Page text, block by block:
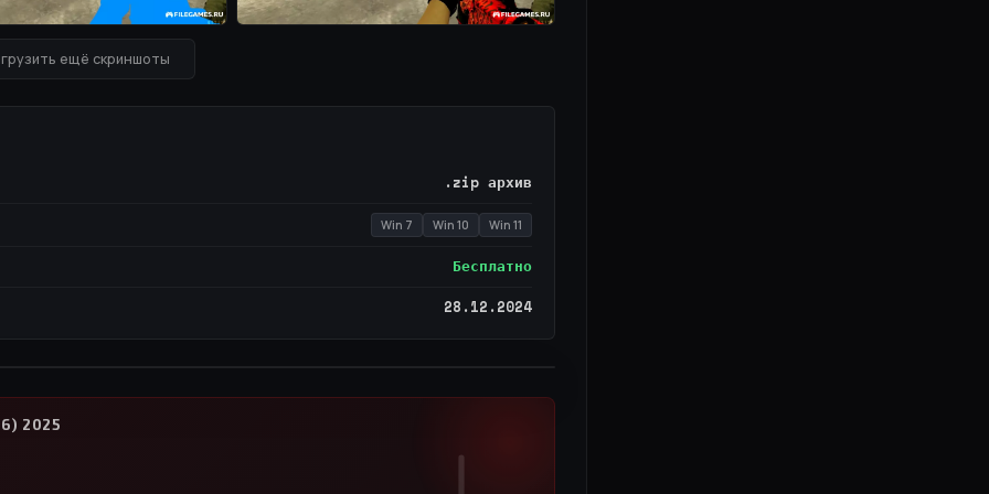
ещё скриншоты
.zip архив
Win 7 Win 10 Win 11
Бесплатно
28.12.2024
ВИДЕО
2025